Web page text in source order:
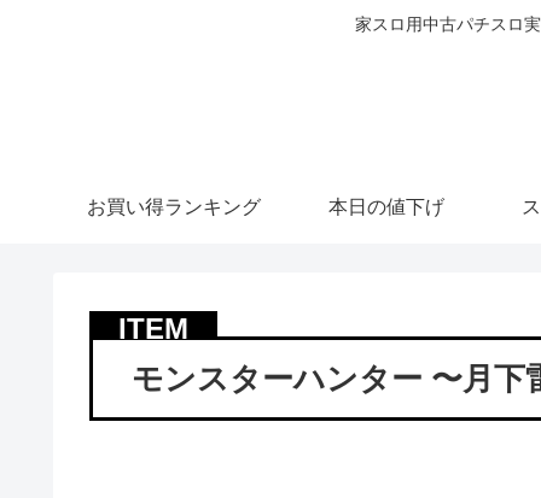
家スロ用中古パチスロ
お買い得ランキング 本日の値下げ
モンスターハンター 〜月下